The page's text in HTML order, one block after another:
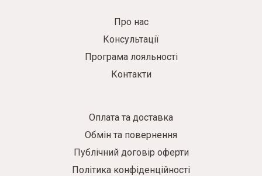
Про нас
Консультації
Програма лояльності
Контакти
Оплата та доставка
Обмін та повернення
Публічний договір оферти
Політика конфіденційності